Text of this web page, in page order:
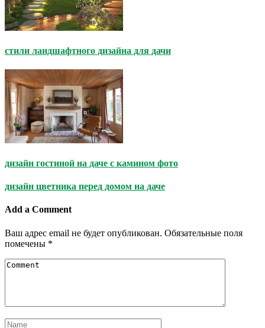
стили ландшафтного дизайна для дачи
дизайн гостиной на даче с камином фото
дизайн цветника перед домом на даче
Add a Comment
Ваш адрес email не будет опубликован. Обязательные поля
помечены *